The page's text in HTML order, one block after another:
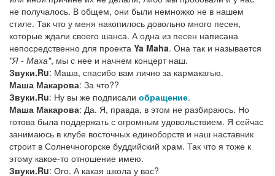
не получалось. В общем, они были немножко не в нашем
стиле. Так что у меня накопилось довольно много песен,
которые ждали своего шанса. А одна из песен написана
непосредственно для проекта Ya Maha. Она так и называется
"Я - Маха", мы с нее и начнем концерт наш.
Звуки.Ru: Маша, спасибо вам лично за кармакагью.
Маша Макарова: За что??
Звуки.Ru: Ну вы же подписали обращение.
Маша Макарова: Да. Я, правда, в этом не разбираюсь. Но
готова была поддержать с огромным удовольствием. Я сейчас
занимаюсь в клубе восточных единоборств и наш наставник
строит в Солнечногорске буддийский храм. Так что я тоже к
этому какое-то отношение имею.
Звуки.Ru: Ого. А какая школа у вас?